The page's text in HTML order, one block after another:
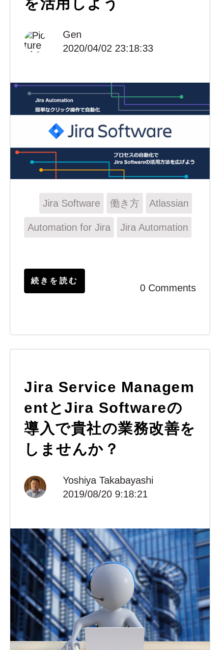
を活用しよう
Gen
2020/04/02 23:18:33
Jira Software 働き方 Atlassian
Automation for Jira Jira Automation
続きを読む
0 Comments
Jira Service Managem
entとJira Softwareの
導入で貴社の業務改善を
しませんか？
Yoshiya Takabayashi
2019/08/20 9:18:21